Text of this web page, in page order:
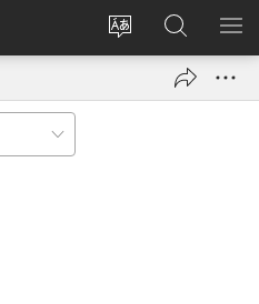
Vaihda
sivuston
Kirjaudu
(avaa
Hae
JW.ORG-
sivustolta